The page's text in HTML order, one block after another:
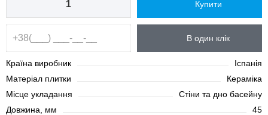
Купити
В один клік
Країна виробник
Іспанія
Матеріал плитки
Кераміка
Місце укладання
Стіни та дно басейну
Довжина, мм
45